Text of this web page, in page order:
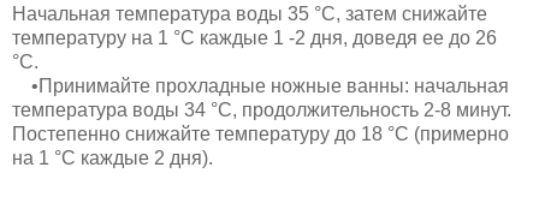
Начальная тем­пература воды 35 °С, затем сни­жайте
температуру на 1 °С каждые 1 -2 дня, доведя ее до 26
°С.
•Принимайте прохладные нож­ные ванны: начальная
температу­ра воды 34 °С, продолжительность 2-8 минут.
Постепенно снижайте температуру до 18 °С (примерно
на 1 °С каждые 2 дня).